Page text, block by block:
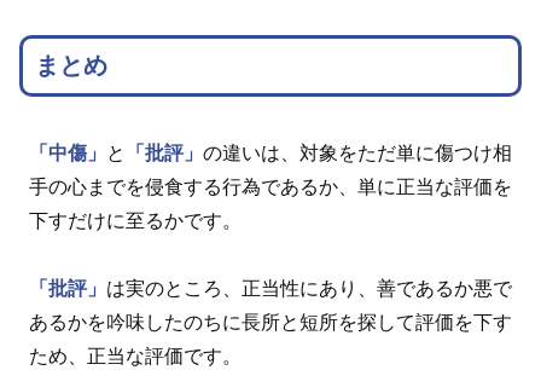
まとめ
「中傷」 と 「批評」 の違いは、対象をただ単に傷つけ相
手の心までを侵食する行為であるか、単に正当な評価を
下すだけに至るかです。
「批評」 は実のところ、正当性にあり、善であるか悪で
あるかを吟味したのちに長所と短所を探して評価を下す
ため、正当な評価です。